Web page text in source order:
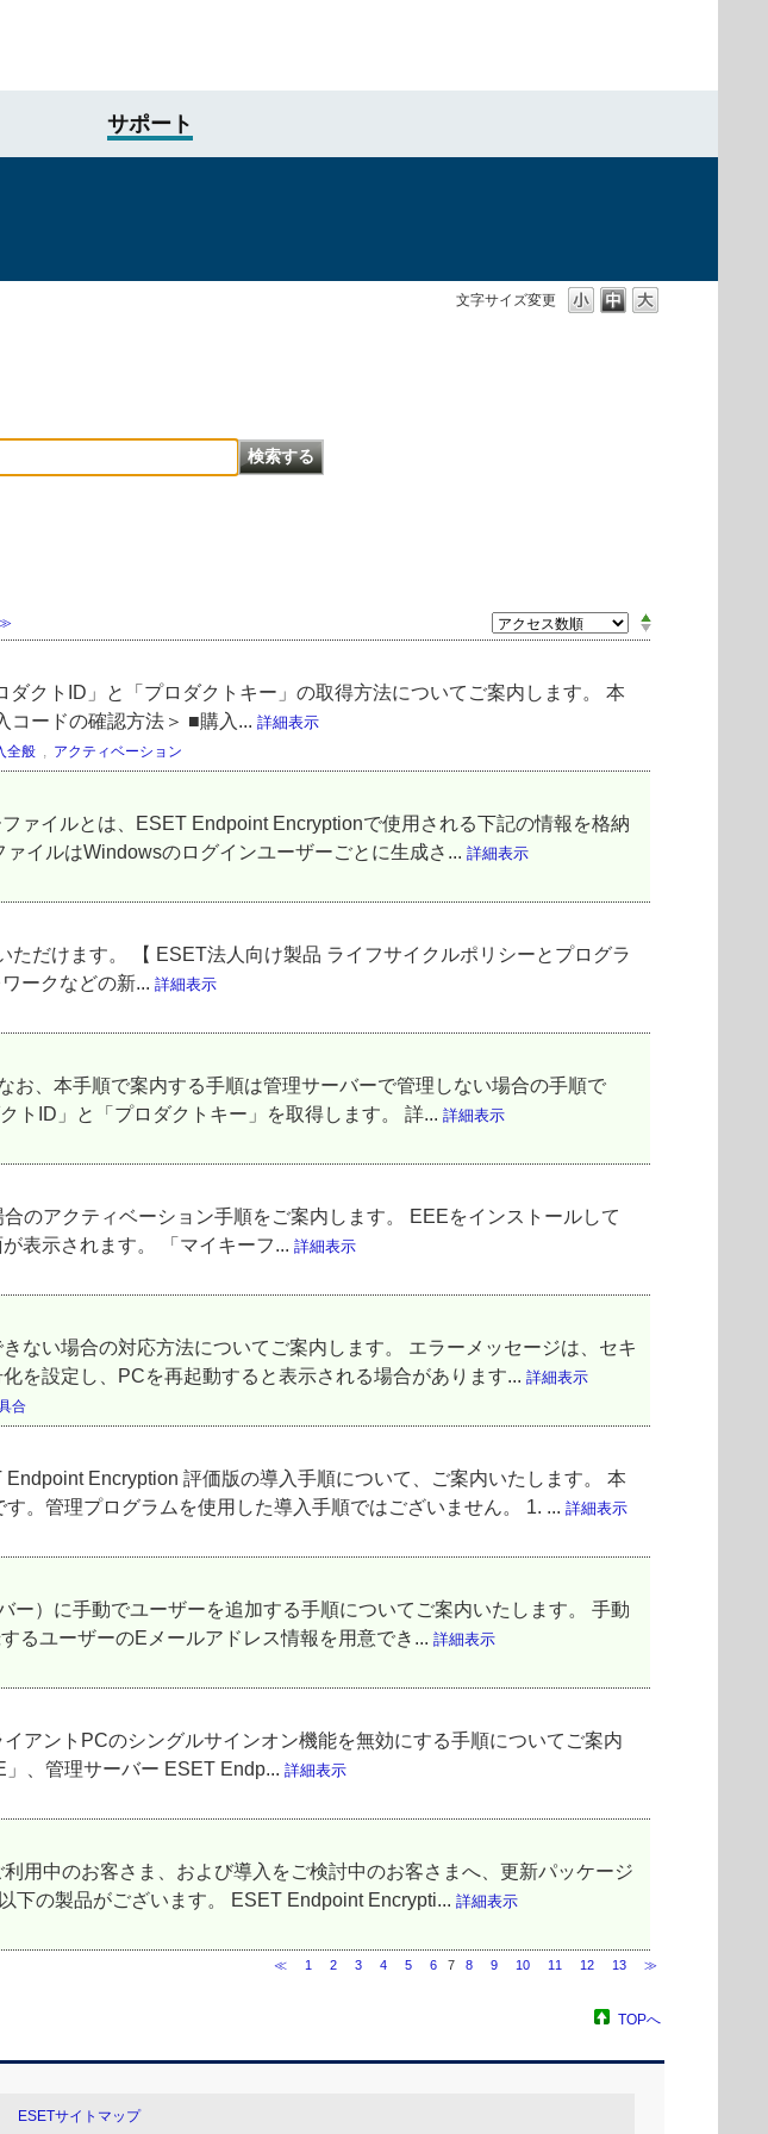
サポート
文字サイズ変更
クトID」と「プロダクトキー」の取得方法についてご案内します。 本
コードの確認方法＞ ■購入... 詳細表示
全般 , アクティベーション
ァイルとは、ESET Endpoint Encryptionで使用される下記の情報を格納
イルはWindowsのログインユーザーごとに生成さ... 詳細表示
だけます。 【 ESET法人向け製品 ライフサイクルポリシーとプログラ
ークなどの新... 詳細表示
、本手順で案内する手順は管理サーバーで管理しない場合の手順で
トID」と「プロダクトキー」を取得します。 詳... 詳細表示
のアクティベーション手順をご案内します。 EEEをインストールして
表示されます。 「マイキーフ... 詳細表示
ない場合の対応方法についてご案内します。 エラーメッセージは、セキ
を設定し、PCを再起動すると表示される場合があります... 詳細表示
合
Encryption 評価版の導入手順について、ご案内いたします。 本
。管理プログラムを使用した導入手順ではございません。 1. ... 詳細表示
）に手動でユーザーを追加する手順についてご案内いたします。 手動
るユーザーのEメールアドレス情報を用意でき... 詳細表示
アントPCのシングルサインオン機能を無効にする手順についてご案内
、管理サーバー ESET Endp... 詳細表示
用中のお客さま、および導入をご検討中のお客さまへ、更新パッケージ
下の製品がございます。 ESET Endpoint Encrypti... 詳細表示
≪ 1 2 3 4 5 6 7 8 9 10 11 12 13 ≫
TOPへ
ESETサイトマップ